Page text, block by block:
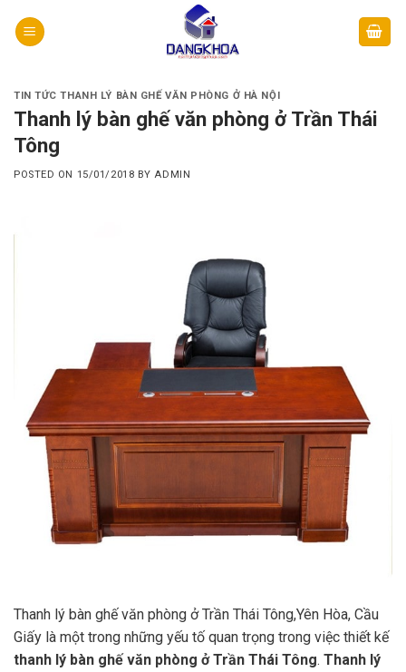
TIN TỨC THANH LÝ BÀN GHẾ VĂN PHÒNG Ở HÀ NỘI
Thanh lý bàn ghế văn phòng ở Trần Thái
Tông
POSTED ON 15/01/2018 BYADMIN
Thanh lý bàn ghế văn phòng ở Trần Thái Tông,Yên Hòa, Cầu
Giấy là một trong những yếu tố quan trọng trong việc thiết kế
thanh lý bàn ghế văn phòng ở Trần Thái Tông. Thanh lý